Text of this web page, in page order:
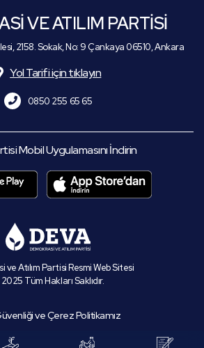
VE ATILIM PARTİSİ
2158. Sokak, No: 9 Çankaya 06510, Ankara
Yol Tarifi için tıklayın
0850 255 65 65
Mobil Uygulamasını İndirin
ve Atılım Partisi Resmi Web Sitesi
Tüm Hakları Saklıdır.
ve Çerez Politikamız